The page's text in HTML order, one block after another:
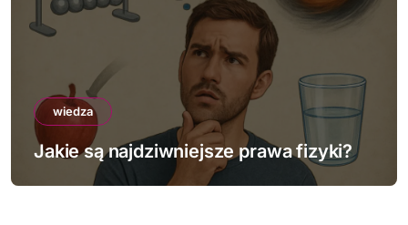
wiedza
Jakie są najdziwniejsze prawa fizyki?